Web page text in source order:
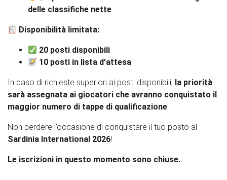
delle classifiche nette
Disponibilità limitata:
20 posti disponibili
10 posti in lista d’attesa
In caso di richieste superiori ai posti disponibili, la priorità
sarà assegnata ai giocatori che avranno conquistato il
maggior numero di tappe di qualificazione.
Non perdere l’occasione di conquistare il tuo posto al
Sardinia International 2026!
Le iscrizioni in questo momento sono chiuse.